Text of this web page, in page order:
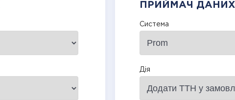
ПРИЙМАЧ ДАНИХ
Система
Дія